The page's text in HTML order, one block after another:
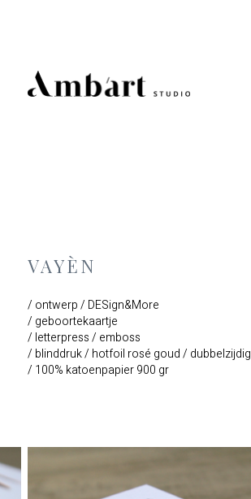
VAYÈN
/ ontwerp / DESign&More
/ geboortekaartje
/ letterpress / emboss
/ blinddruk / hotfoil rosé goud / dubbelzijdig
/ 100% katoenpapier 900 gr